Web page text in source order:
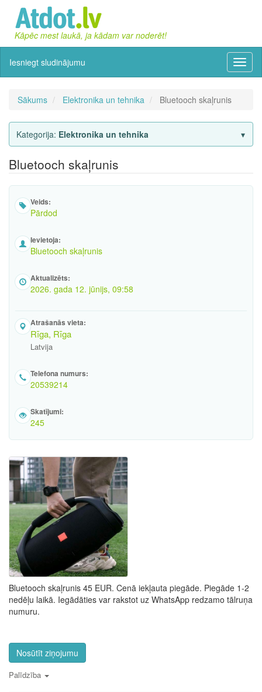
Kāpēc mest laukā, ja kādam var noderēt!
Iesniegt sludinājumu
Sākums Elektronika un tehnika Bluetooch skaļrunis
Kategorija: Elektronika un tehnika
Bluetooch skaļrunis
Veids:
Pārdod
Ievietoja:
Bluetooch skaļrunis
Aktualizēts:
2026. gada 12. jūnijs, 09:58
Atrašanās vieta:
Rīga, Rīga
Latvija
Telefona numurs:
20539214
Skatījumi:
245
Bluetooch skaļrunis 45 EUR. Cenā iekļauta piegāde. Piegāde 1-2
nedēļu laikā. Iegādāties var rakstot uz WhatsApp redzamo tālruņa
numuru.
Nosūtīt ziņojumu
Palīdzība